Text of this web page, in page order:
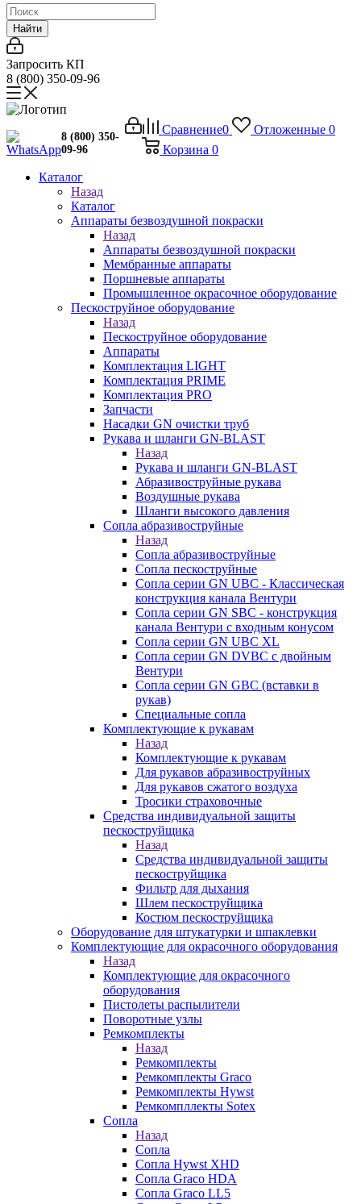
Найти
Запросить КП
8 (800) 350-09-96
Сравнение0 Отложенные 0
Корзина 0
8 (800) 350-
09-96
Каталог
Назад
Каталог
Аппараты безвоздушной покраски
Назад
Аппараты безвоздушной покраски
Мембранные аппараты
Поршневые аппараты
Промышленное окрасочное оборудование
Пескоструйное оборудование
Назад
Пескоструйное оборудование
Аппараты
Комплектация LIGHT
Комплектация PRIME
Комплектация PRO
Запчасти
Насадки GN очистки труб
Рукава и шланги GN-BLAST
Назад
Рукава и шланги GN-BLAST
Абразивоструйные рукава
Воздушные рукава
Шланги высокого давления
Сопла абразивоструйные
Назад
Сопла абразивоструйные
Сопла пескоструйные
Сопла серии GN UBC - Классическая
конструкция канала Вентури
Сопла серии GN SBC - конструкция
канала Вентури c входным конусом
Сопла серии GN UBC XL
Сопла серии GN DVBC с двойным
Вентури
Сопла серии GN GBC (вставки в
рукав)
Специальные сопла
Комплектующие к рукавам
Назад
Комплектующие к рукавам
Для рукавов абразивоструйных
Для рукавов сжатого воздуха
Тросики страховочные
Средства индивидуальной защиты
пескоструйщика
Назад
Средства индивидуальной защиты
пескоструйщика
Фильтр для дыхания
Шлем пескоструйщика
Костюм пескоструйщика
Оборудование для штукатурки и шпаклевки
Комплектующие для окрасочного оборудования
Назад
Комплектующие для окрасочного
оборудования
Пистолеты распылители
Поворотные узлы
Ремкомплекты
Назад
Ремкомплекты
Ремкомплекты Graco
Ремкомплекты Hywst
Ремкомпллекты Sotex
Сопла
Назад
Сопла
Сопла Hywst XHD
Сопла Graco HDA
Сопла Graco LL5